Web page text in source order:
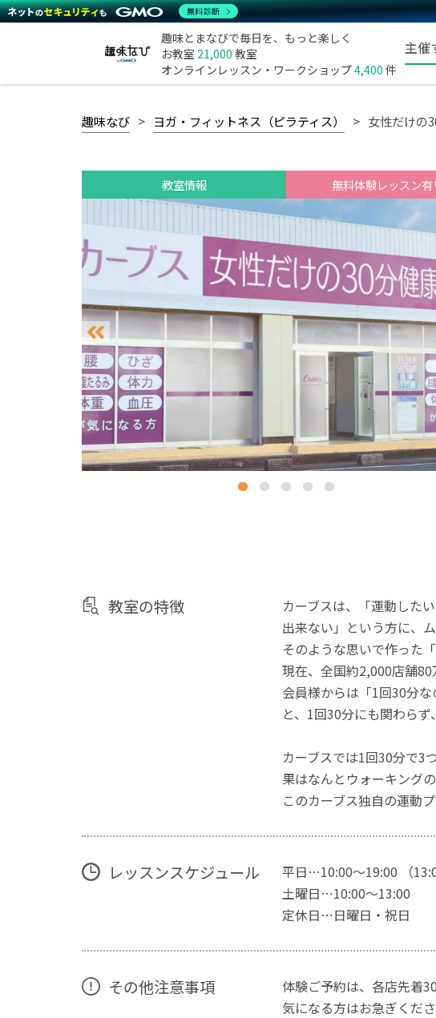
趣味とまなびで毎日を、もっと楽しく
お教室 21,000 教室
オンラインレッスン・ワークショップ4,400 件
主催
趣味なび ヨガ・フィットネス（ピラティス） 女性だけの
教室情報 無料体験レッスン有
教室の特徴
カーブスは、「運動した
出来ない」という方に、
そのような思いで作った
現在、全国約2,000店舗80
会員様からは「1回30分
と、1回30分にも関わらず
カーブスでは1回30分で3
果はなんとウォーキングの
このカーブス独自の運動
レッスンスケジュール
平日…10:00～19:00 （
土曜日…10:00～13:00
定休日…日曜日・祝日
その他注意事項
体験ご予約は、各店先着
気になる方はお急ぎくださ
無料診断